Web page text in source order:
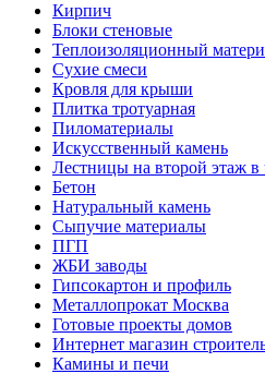
Кирпич
Блоки стеновые
Теплоизоляционный
Сухие смеси
Кровля для крыши
Плитка тротуарная
Пиломатериалы
Искусственный камень
Лестницы на второй этаж в
Бетон
Натуральный камень
Сыпучие материалы
ПГП
ЖБИ заводы
Гипсокартон и профиль
Металлопрокат Москва
Готовые проекты домов
Интернет магазин
Камины и печи